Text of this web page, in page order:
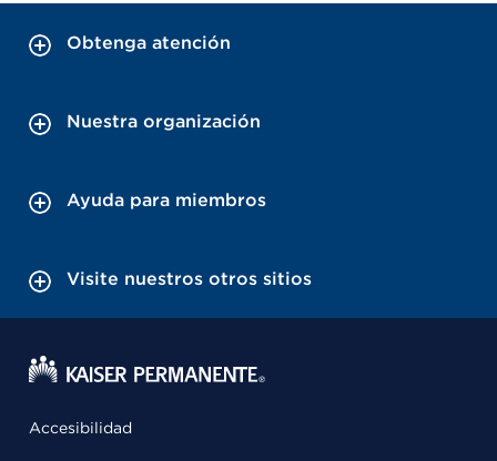
Obtenga atención
Nuestra organización
Ayuda para miembros
Visite nuestros otros sitios
Accesibilidad